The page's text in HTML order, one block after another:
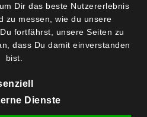
Dir das beste Nutzererlebnis
zu messen, wie du unsere
fortfährst, unsere Seiten zu
dass Du damit einverstanden
bist.
Dienste